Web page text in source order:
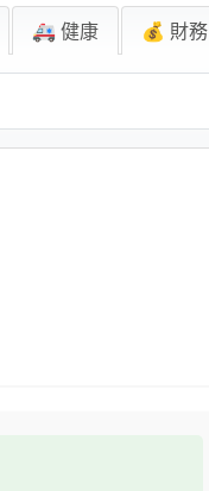
🚑 健康 💰 財務